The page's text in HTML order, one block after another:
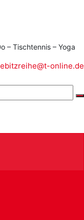
– Tischtennis – Yoga
online.de